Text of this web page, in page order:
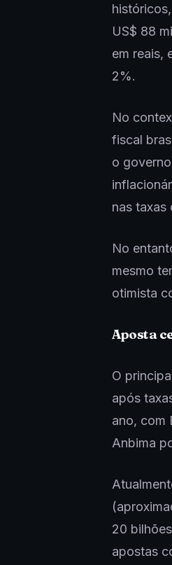
US$ 88
em reais,
2%.
No
fiscal
o
nas taxas
No
mesmo
otimista
Aposta
O
após
ano, com
Anbima
20
apostas